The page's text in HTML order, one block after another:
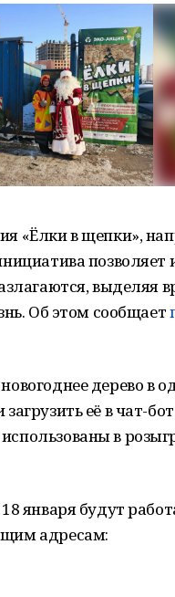
«Ёлки в щепки»,
выделяя
Об этом сообщает
дерево в
её в чат-
в
января будут
адресам: